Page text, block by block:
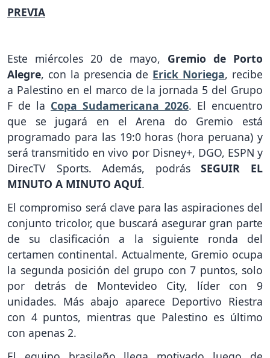
PREVIA
Este miércoles 20 de mayo, Gremio de Porto
Alegre, con la presencia de Erick Noriega, recibe
a Palestino en el marco de la jornada 5 del Grupo
F de la Copa Sudamericana 2026. El encuentro
que se jugará en el Arena do Gremio está
programado para las 19:0 horas (hora peruana) y
será transmitido en vivo por Disney+, DGO, ESPN y
DirecTV Sports. Además, podrásSEGUIR EL
MINUTO A MINUTO AQUÍ.
El compromiso será clave para las aspiraciones del
conjunto tricolor, que buscará asegurar gran parte
de su clasificación a la siguiente ronda del
certamen continental. Actualmente, Gremio ocupa
la segunda posición del grupo con 7 puntos, solo
por detrás de Montevideo City, líder con 9
unidades. Más abajo aparece Deportivo Riestra
con 4 puntos, mientras que Palestino es último
con apenas 2.